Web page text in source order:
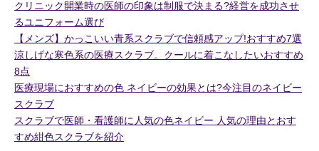
クリニック開業時の医師の印象は制服で決まる?経営を成功させ
るユニフォーム選び
【メンズ】かっこいい青系スクラブで信頼感アップ!おすすめ7選
涼しげな寒色系の医療スクラブ。クールに着こなしたいおすすめ
8点
医療現場におすすめの色 ネイビーの効果とは?今注目のネイビー
スクラブ
スクラブで医師・看護師に人気の色ネイビー 人気の理由とおす
すめ紺色スクラブを紹介